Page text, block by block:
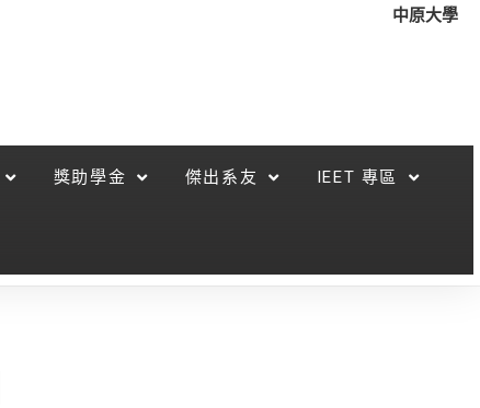
中原大學
獎助學金 傑出系友 IEET 專區